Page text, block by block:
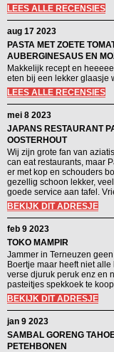
LEES ALLE RECENSIES
aug 17 2023
PASTA MET ZOETE
AUBERGINESAUS EN
Makkelijk recept en
eten bij een lekker glaasje
LEES ALLE RECENSIES
mei 8 2023
JAPANS RESTAURANT
OOSTERHOUT
Wij zijn grote fan van
can eat restaurants, maar
er met kop en schouders
gezellig schoon lekker,
goede service aan tafel.
BEKIJK DIT ADRESJE
feb 9 2023
TOKO MAMPIR
Jammer in Terneuzen
Boertje maar heeft niet
verse djuruk peruk enz en
pasteitjes spekkoek te
BEKIJK DIT ADRESJE
jan 9 2023
SAMBAL GORENG
PETEHBONEN